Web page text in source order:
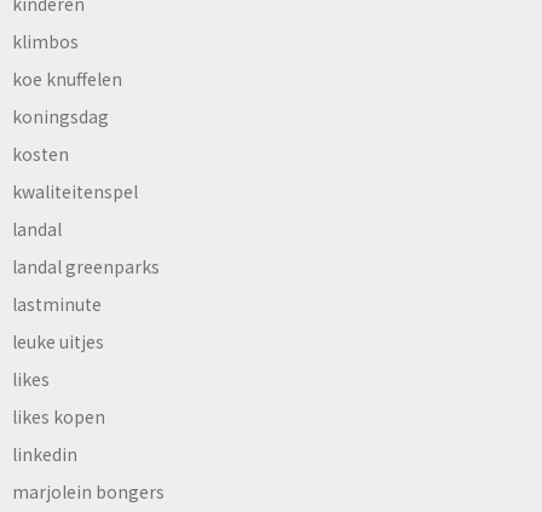
klimbos
koe knuffelen
koningsdag
kosten
kwaliteitenspel
landal
landal greenparks
lastminute
leuke uitjes
likes
likes kopen
linkedin
marjolein bongers